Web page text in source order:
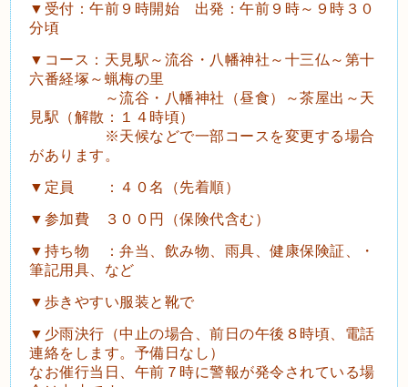
▼受付：午前９時開始 出発：午前９時～９時３０
分頃
▼コース：天見駅～流谷・八幡神社～十三仏～第十
六番経塚～蝋梅の里
～流谷・八幡神社（昼食）～茶屋出～天
見駅（解散：１４時頃）
※天候などで一部コースを変更する場合
があります。
▼定員 ：４０名（先着順）
▼参加費 ３００円（保険代含む）
▼持ち物 ：弁当、飲み物、雨具、健康保険証、・
筆記用具、など
▼歩きやすい服装と靴で
▼少雨決行（中止の場合、前日の午後８時頃、電話
連絡をします。予備日なし）
なお催行当日、午前７時に警報が発令されている場